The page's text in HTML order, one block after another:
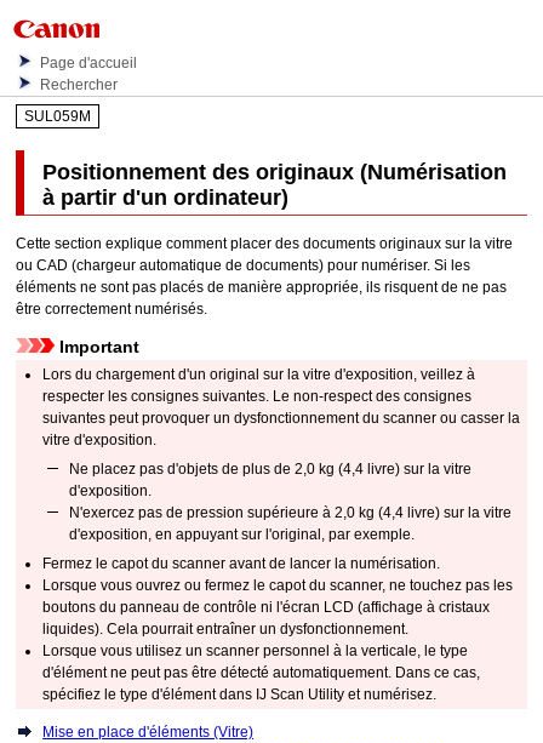
Page d'accueil
Rechercher
SUL059M
Positionnement des originaux (Numérisation
à partir d'un ordinateur)
Cette section explique comment placer des documents originaux sur la vitre
ouCAD (chargeur automatique de documents) pour numériser. Si les
éléments ne sont pas placés de manière appropriée, ils risquent de ne pas
être correctement numérisés.
Important
Lors du chargement d'un original sur lavitre d'exposition, veillez à
respecter les consignes suivantes. Le non-respect des consignes
suivantes peut provoquer un dysfonctionnement du scanner ou casser la
vitre d'exposition.
Ne placez pas d'objets de plus de 2,0 kg (4,4 livre) sur la vitre
d'exposition.
N'exercez pas de pression supérieure à 2,0 kg (4,4 livre) sur la vitre
d'exposition, en appuyant sur l'original, par exemple.
Fermez lecapot du scanner avant de lancer la numérisation.
Lorsque vous ouvrez ou fermez lecapot du scanner, ne touchez pas les
boutons dupanneau de contrôle ni l'écran LCD (affichage à cristaux
liquides). Cela pourrait entraîner un dysfonctionnement.
Lorsque vous utilisez un scanner personnel à la verticale, le type
d'élément ne peut pas être détecté automatiquement. Dans ce cas,
spécifiez le type d'élément dans IJ Scan Utility et numérisez.
Mise en place d'éléments (Vitre)